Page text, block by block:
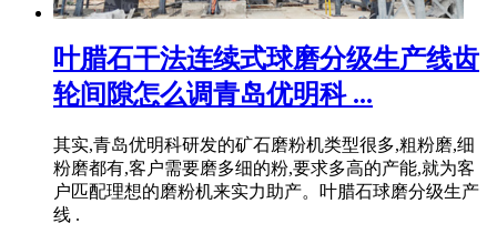
叶腊石干法连续式球磨分级生产线齿
轮间隙怎么调青岛优明科 ...
其实,青岛优明科研发的矿石磨粉机类型很多,粗粉磨,细
粉磨都有,客户需要磨多细的粉,要求多高的产能,就为客
户匹配理想的磨粉机来实力助产。叶腊石球磨分级生产
线 .